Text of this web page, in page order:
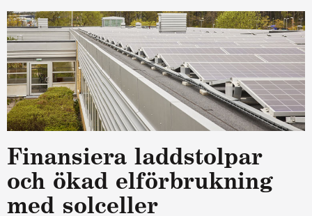
Finan­si­era laddstol­par
och ökad elför­bruk­ning
med sol­cel­ler